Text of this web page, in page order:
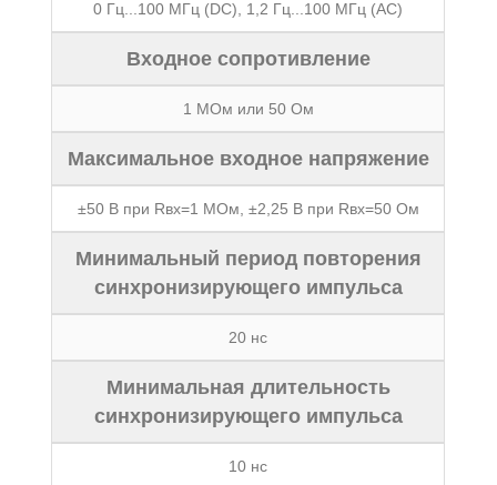
0 Гц...100 МГц (DC), 1,2 Гц...100 МГц (AC)
Входное сопротивление
1 МОм или 50 Ом
Максимальное входное напряжение
±50 В при Rвх=1 МОм, ±2,25 В при Rвх=50 Ом
Минимальный период повторения
синхронизирующего импульса
20 нс
Минимальная длительность
синхронизирующего импульса
10 нс